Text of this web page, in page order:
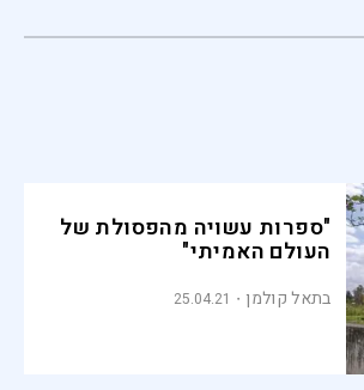
"ספרות עשויה מהפסולת של
העולם האמיתי"
בתאל קולמן 25.04.21